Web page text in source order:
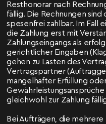
Resthonorar nach
fällig. Die Rechnungen sind
spesenfrei zahlbar. Im Fall
die Zahlung erst mit
Zahlungseingangs als
gerichtlicher Eingaben
gehen zu Lasten des
Vertragspartner
mangelhafter Erfüllung
gleichwohl zur Zahlung
Bei Aufträgen, die mehrere